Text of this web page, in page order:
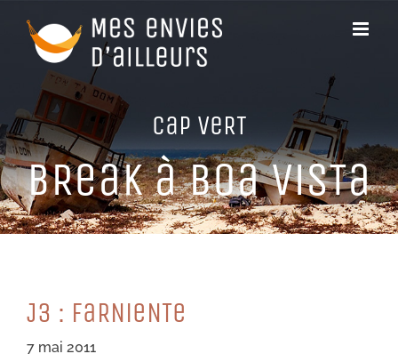
contenu
CaP VeRT
BReaK à Boa ViSTa
J3 : FaRNieNTe
7 mai 2011